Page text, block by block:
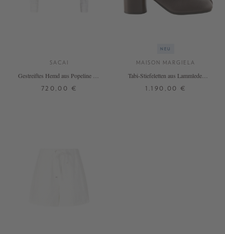
SACAI
Gestreiftes Hemd aus Popeline mit
720,00 €
NEU
MAISON MARGIELA
Tabi-Stiefeletten aus Lammleder
1.190,00 €